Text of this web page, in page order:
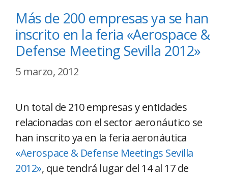
Más de 200 empresas ya se han
inscrito en la feria «Aerospace &
Defense Meeting Sevilla 2012»
5 marzo, 2012
Un total de 210 empresas y entidades
relacionadas con el sector aeronáutico se
han inscrito ya en la feria aeronáutica
«Aerospace & Defense Meetings Sevilla
2012», que tendrá lugar del 14 al 17 de